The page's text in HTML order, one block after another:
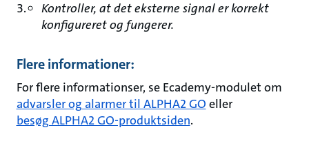
Kontroller, at det eksterne signal er korrekt
konfigureret og fungerer.
Flere informationer:
For flere informationser, se Ecademy-modulet om
advarsler og alarmer til ALPHA2 GO eller
besøg ALPHA2 GO-produktsiden.